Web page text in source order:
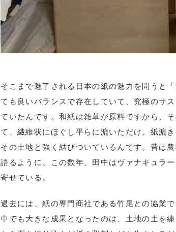
そこまで魅了される日本の紙の魅力を問うと
ても良いバランスで存在していて、究極のサ
ていたんです。和紙は雑草が原料ですから、
て、繊維状にほぐし平らに漉いただけ。紙漉
その土地と強く結びついているんです。昔は
語るように、この数年、田中はヴァナキュラ
寄せている。
過去には、紙の専門商社である竹尾との協業
中でも大きな成果となったのは、土地の土を